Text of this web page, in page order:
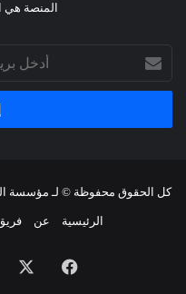
المنصة هي
بريدك
الإلكتروني
كل الحقوق محفوظة © لـ مؤسسة
الرئيسية عن
فيسبوك